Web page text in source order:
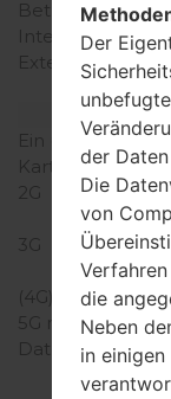
Interner
Externer
Ein paar Plätze
Karten
2G
3G
(4G) LTE
5G network
Daten
Der
der
Die
von
die
Neben
in einigen